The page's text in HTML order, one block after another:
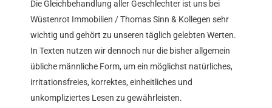
Die Gleichbehandlung aller Geschlechter ist uns bei
Wüstenrot Immobilien / Thomas Sinn & Kollegen sehr
wichtig und gehört zu unseren täglich gelebten Werten.
In Texten nutzen wir dennoch nur die bisher allgemein
übliche männliche Form, um ein möglichst natürliches,
irritationsfreies, korrektes, einheitliches und
unkompliziertes Lesen zu gewährleisten.